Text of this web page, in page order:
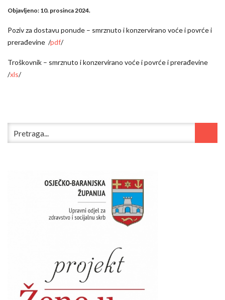
Objavljeno: 10. prosinca 2024.
Poziv za dostavu ponude – smrznuto i konzervirano voće i povrće i
prerađevine /pdf/
Troškovnik – smrznuto i konzervirano voće i povrće i prerađevine
/xls/